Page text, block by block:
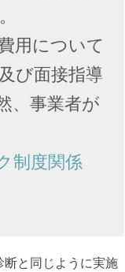
用について
び面接指導
、事業者が
制度関係
と同じように実施